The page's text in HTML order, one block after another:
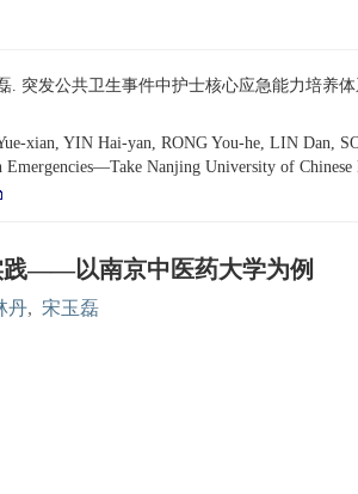
. 突发公共卫生事件中护士核心应急能力培
xian, YIN Hai-yan, RONG You-he, LIN Dan,
Nanjing University of Chinese
践——以南京中医药大学为例
丹, 宋玉磊